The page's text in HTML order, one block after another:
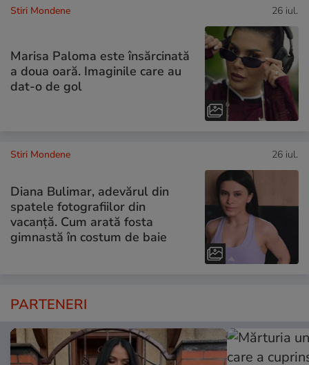
Stiri Mondene 26 iul.
Marisa Paloma este însărcinată
a doua oară. Imaginile care au
dat-o de gol
Stiri Mondene 26 iul.
Diana Bulimar, adevărul din
spatele fotografiilor din
vacanță. Cum arată fosta
gimnastă în costum de baie
PARTENERI